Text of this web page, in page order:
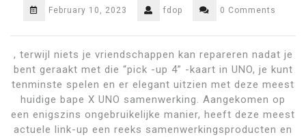
February 10, 2023 fdop 0 Comments
, terwijl niets je vriendschappen kan repareren nadat je
bent geraakt met die “pick -up 4” -kaart in UNO, je kunt
tenminste spelen en er elegant uitzien met deze meest
huidige bape X UNO samenwerking. Aangekomen op
een enigszins ongebruikelijke manier, heeft deze meest
actuele link-up een reeks samenwerkingsproducten en